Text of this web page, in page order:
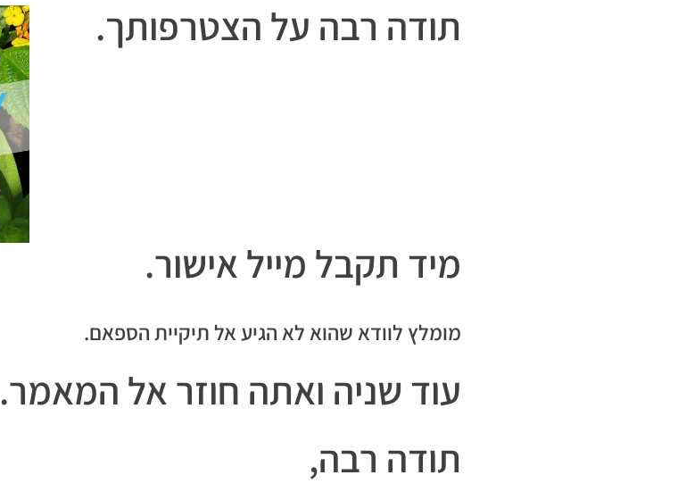
תודה רבה על הצטרפותך.
מיד תקבל מייל אישור.
מומלץ לוודא שהוא לא הגיע אל תיקיית הספאם.
עוד שניה ואתה חוזר אל המאמר.
תודה רבה,